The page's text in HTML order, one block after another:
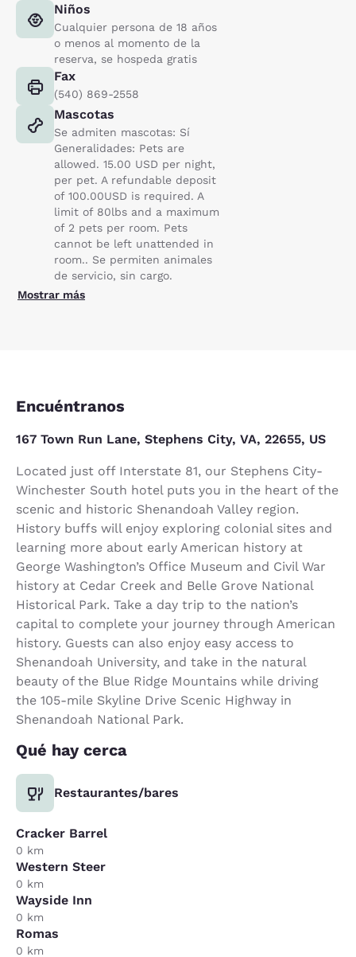
Niños
Cualquier persona de 18 años
o menos al momento de la
reserva, se hospeda gratis
Fax
(540) 869-2558
Mascotas
Se admiten mascotas: Sí
Generalidades: Pets are
allowed. 15.00 USD per night,
per pet. A refundable deposit
of 100.00USD is required. A
limit of 80lbs and a maximum
of 2 pets per room. Pets
cannot be left unattended in
room.. Se permiten animales
de servicio, sin cargo.
Mostrar más
Encuéntranos
167 Town Run Lane, Stephens City, VA, 22655, US
Located just off Interstate 81, our Stephens City-
Winchester South hotel puts you in the heart of the
scenic and historic Shenandoah Valley region.
History buffs will enjoy exploring colonial sites and
learning more about early American history at
George Washington’s Office Museum and Civil War
history at Cedar Creek and Belle Grove National
Historical Park. Take a day trip to the nation’s
capital to complete your journey through American
history. Guests can also enjoy easy access to
Shenandoah University, and take in the natural
beauty of the Blue Ridge Mountains while driving
the 105-mile Skyline Drive Scenic Highway in
Shenandoah National Park.
Qué hay cerca
Restaurantes/bares
Cracker Barrel
0 km
Western Steer
0 km
Wayside Inn
0 km
Romas
0 km